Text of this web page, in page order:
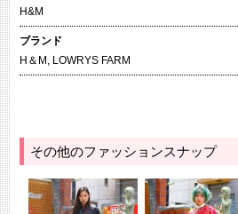
H&M
ブランド
H＆M , LOWRYS FARM
その他のファッションスナップ